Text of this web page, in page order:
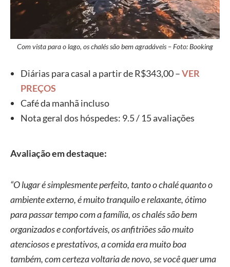
Com vista para o lago, os chalés são bem agradáveis – Foto: Booking
Diárias para casal a partir de R$343,00 –VER
PREÇOS
Café da manhã incluso
Nota geral dos hóspedes: 9.5 / 15 avaliações
Avaliação em destaque:
“O lugar é simplesmente perfeito, tanto o chalé quanto o
ambiente externo, é muito tranquilo e relaxante, ótimo
para passar tempo com a família, os chalés são bem
organizados e confortáveis, os anfitriões são muito
atenciosos e prestativos, a comida era muito boa
também, com certeza voltaria de novo, se você quer uma